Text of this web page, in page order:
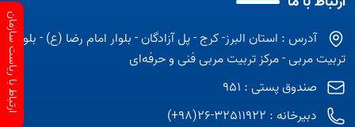
آدرس : استان البرز- کرج - پل آزادگان - بلوار امام رضا (ع) - بلوار
تربیت مربی - مرکز تربیت مربی فنی و حرفه‌ای
صندوق پستی : 951
دبیرخانه : 32511922-26(98+)
ارتباط با ریاست سازمان